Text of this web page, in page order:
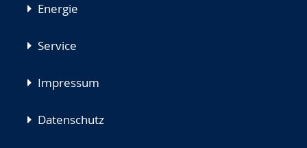
Energie
Service
Impressum
Datenschutz